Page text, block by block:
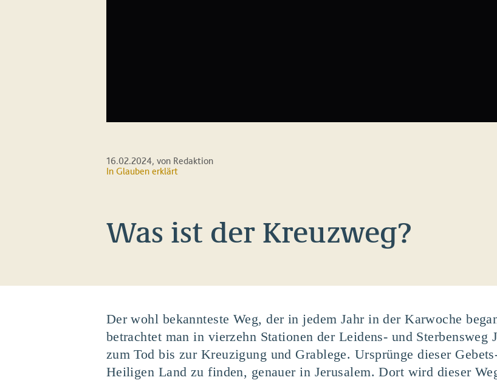
16.02.2024, von Redaktion
In Glauben erklärt
Was ist der Kreuzweg?
Der wohl bekannteste Weg, der in jedem Jahr in der Karwoche
betrachtet man in vierzehn Stationen der Leidens- und
zum Tod bis zur Kreuzigung und Grablege. Ursprünge dieser
Heiligen Land zu finden, genauer in Jerusalem. Dort wird dieser